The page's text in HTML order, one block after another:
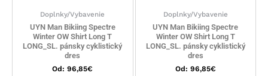
Doplnky/Vybavenie
UYN Man Bikiing Spectre
Winter OW Shirt Long T
LONG_SL. pánsky cyklistický
dres
Od:96,85€
Doplnky/Vybavenie
UYN Man Bikiing Spectre
Winter OW Shirt Long T
LONG_SL. pánsky cyklistický
dres
Od: 96,85€